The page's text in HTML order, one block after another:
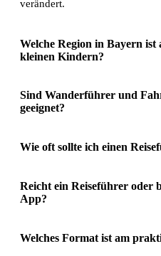
verändert.
Welche Region in Bayern
kleinen Kindern?
Sind Wanderführer und
geeignet?
Wie oft sollte ich einen
Reicht ein Reiseführer oder
App?
Welches Format ist am